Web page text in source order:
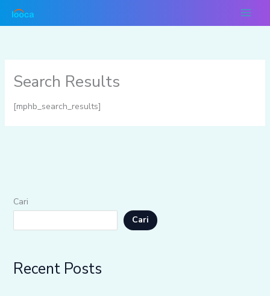
Lewati
Search Results
[mphb_search_results]
Cari
Cari
Recent Posts